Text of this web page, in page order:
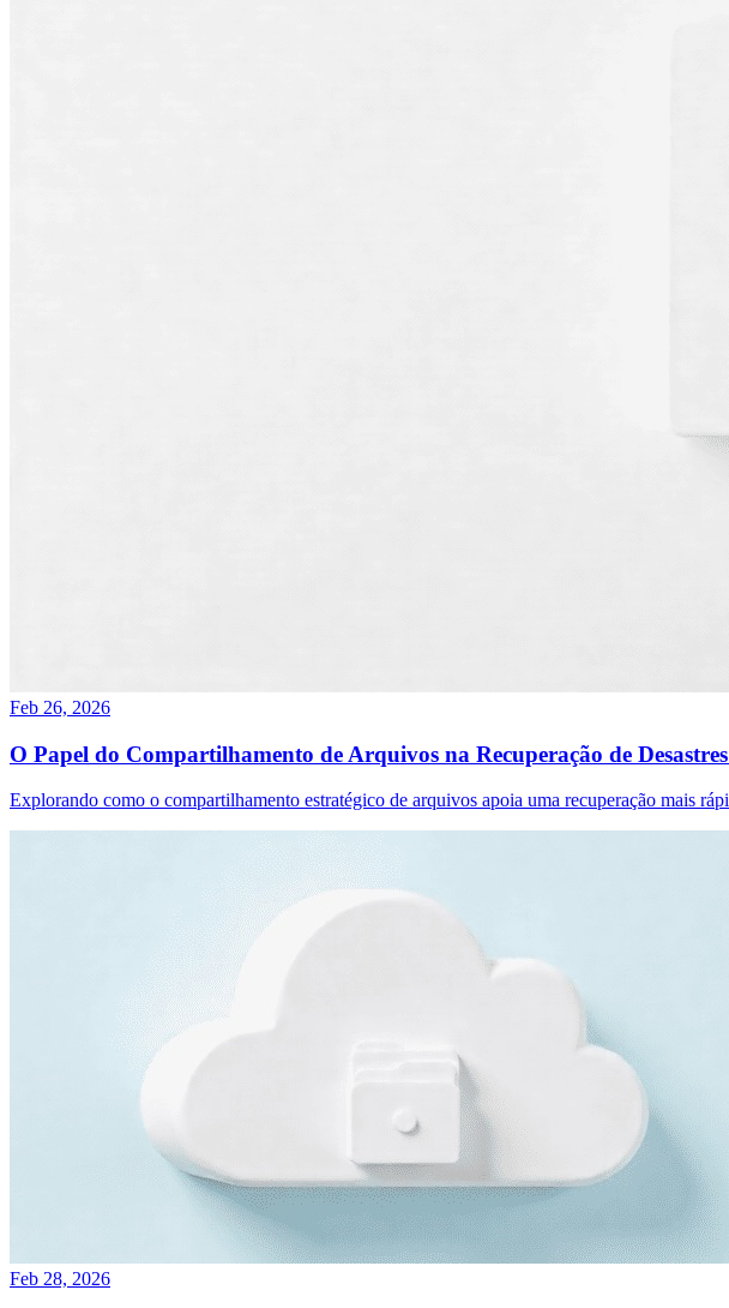
Feb 26, 2026
O Papel do Compartilhamento de Arquivos na Recuperação de
Explorando como o compartilhamento estratégico de arquivos apoia uma recuperação mais
Feb 28, 2026